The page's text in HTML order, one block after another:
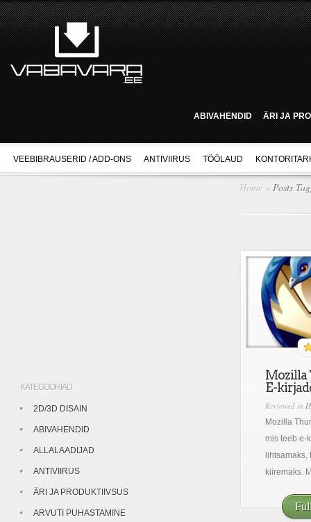
ABIVAHENDID ÄRI JA
VEEBIBRAUSERID / ADD-ONS ANTIVIIRUS TÖÖLAUD
Home » Posts
Mozilla
E-
Reviewed in
Mozilla
mis teeb e-
kiiremaks.
KATEGOORIAD
2D/3D DISAIN
ABIVAHENDID
ALLALAADIJAD
ANTIVIIRUS
ÄRI JA PRODUKTIIVSUS
ARVUTI PUHASTAMINE